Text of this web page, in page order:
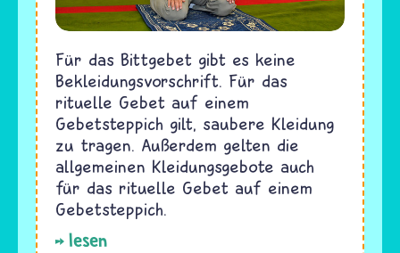
Für das Bittgebet gibt es keine
Bekleidungsvorschrift. Für das
rituelle Gebet auf einem
Gebetsteppich gilt, saubere Kleidung
zu tragen. Außerdem gelten die
allgemeinen Kleidungsgebote auch
für das rituelle Gebet auf einem
Gebetsteppich.
lesen